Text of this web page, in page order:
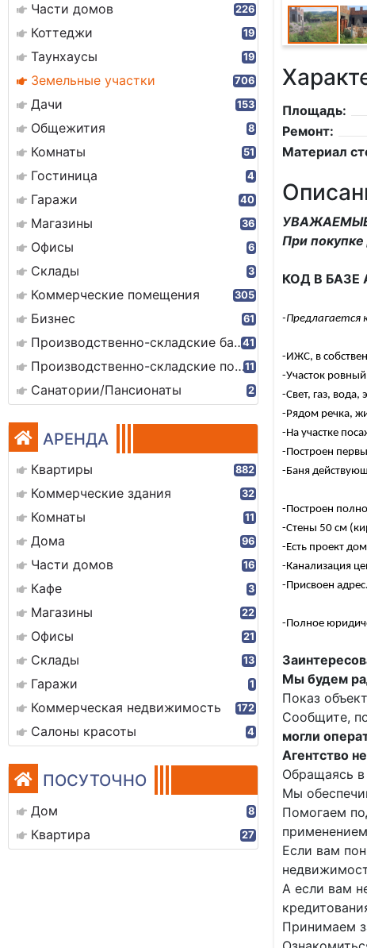
Части домов 226
Коттеджи 19
Таунхаусы 19
Земельные участки 706
Дачи 153
Общежития 8
Комнаты 51
Гостиница 4
Гаражи 40
Магазины 36
Офисы 6
Склады 3
Коммерческие помещения 305
Бизнес 61
Производственно-складские базы41
Производственно-складские помещения11
Санатории/Пансионаты 2
АРЕНДА
Квартиры 882
Коммерческие здания 32
Комнаты 11
Дома 96
Части домов 16
Кафе 3
Магазины 22
Офисы 21
Склады 13
Гаражи 1
Коммерческая недвижимость 172
Салоны красоты 4
ПОСУТОЧНО
Дом 8
Квартира 27
Площадь:
Ремонт:
Материал
При
КОД В БАЗЕ
-Предлагается
-ИЖС, в
-Участок
-Свет, газ, вода,
-Рядом речка,
-На участке
-Построен
-Баня
-Построен
-Стены 50 см
-Есть проект
-Канализация
-Присвоен адрес.
-Полное
Мы будем
Показ
Сообщите,
могли
Агентство
Обращаясь в
Мы
Помогаем
Если вам
А если вам
Принимаем